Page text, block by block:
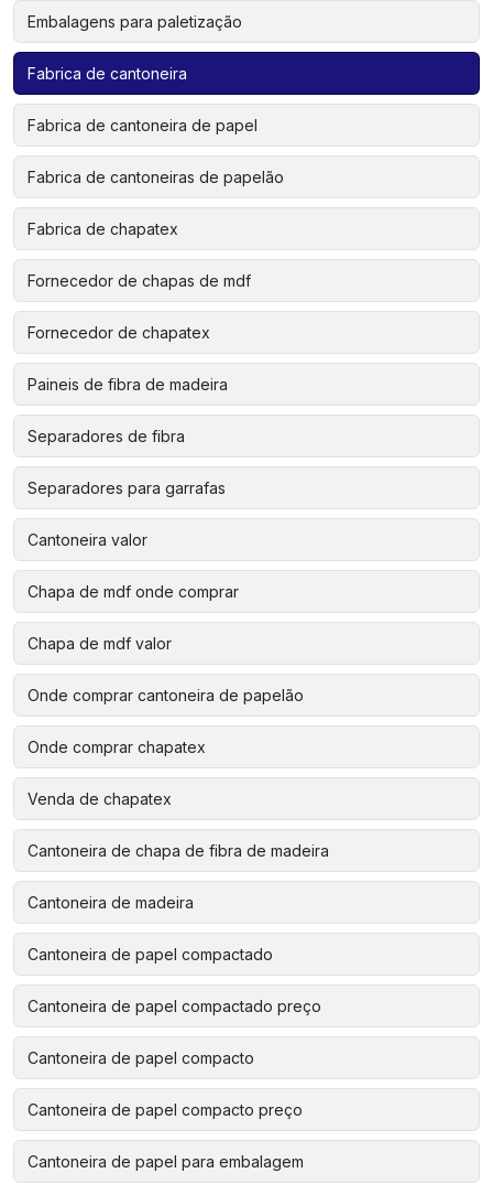
Embalagens para paletização
Fabrica de cantoneira
Fabrica de cantoneira de papel
Fabrica de cantoneiras de papelão
Fabrica de chapatex
Fornecedor de chapas de mdf
Fornecedor de chapatex
Paineis de fibra de madeira
Separadores de fibra
Separadores para garrafas
Cantoneira valor
Chapa de mdf onde comprar
Chapa de mdf valor
Onde comprar cantoneira de papelão
Onde comprar chapatex
Venda de chapatex
Cantoneira de chapa de fibra de madeira
Cantoneira de madeira
Cantoneira de papel compactado
Cantoneira de papel compactado preço
Cantoneira de papel compacto
Cantoneira de papel compacto preço
Cantoneira de papel para embalagem